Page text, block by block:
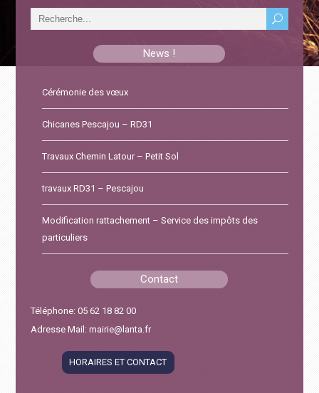
News !
Cérémonie des vœux
Chicanes Pescajou – RD31
Travaux Chemin Latour – Petit Sol
travaux RD31 – Pescajou
Modification rattachement – Service des impôts des
particuliers
Contact
Téléphone: 05 62 18 82 00
Adresse Mail: mairie@lanta.fr
HORAIRES ET CONTACT